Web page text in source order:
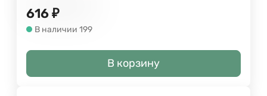
616 ₽
В наличии 199
В корзину